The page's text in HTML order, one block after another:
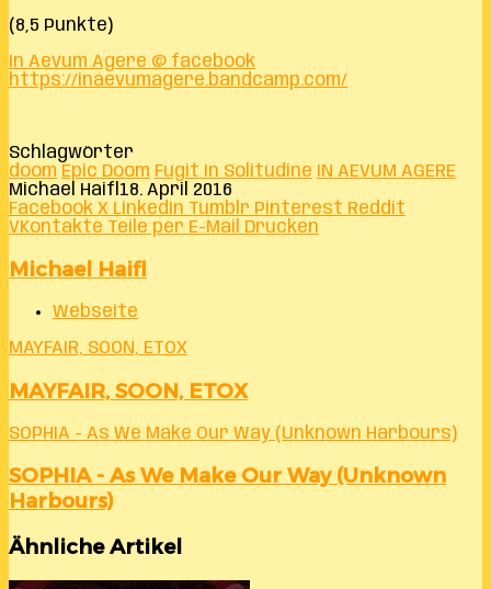
(8,5 Punkte)
In Aevum Agere @ facebook
https://inaevumagere.bandcamp.com/
Schlagwörter
doom Epic Doom Fugit In Solitudine
IN AEVUM AGERE
Michael Haifl 18. April 2016
Facebook X LinkedIn Tumblr Pinterest Reddit
VKontakte Teile per E-Mail Drucken
Michael Haifl
Webseite
MAYFAIR, SOON, ETOX
MAYFAIR, SOON, ETOX
SOPHIA - As We Make Our Way (Unknown Harbours)
SOPHIA - As We Make Our Way (Unknown
Harbours)
Ähnliche Artikel